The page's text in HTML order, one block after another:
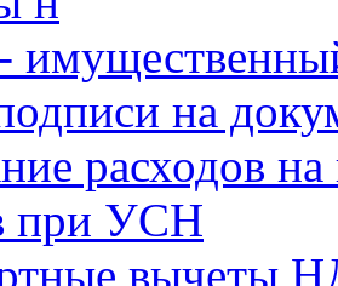
на
расходов
при УСН
вычеты